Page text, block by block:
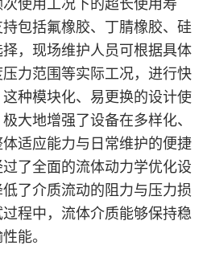
使用工况下的超长使用寿
包括氟橡胶、丁腈橡胶、硅
，现场维护人员可根据具体
力范围等实际工况，进行快
种模块化、易更换的设计使
大地增强了设备在多样化、
适应能力与日常维护的便捷
了全面的流体动力学优化设
了介质流动的阻力与压力损
程中，流体介质能够保持稳
能。